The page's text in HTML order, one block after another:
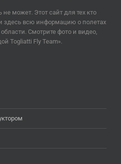
может. Этот сайт для тех кто
здесь всю информацию о полетах
Смотрите фото и видео,
Togliatti Fly Team».